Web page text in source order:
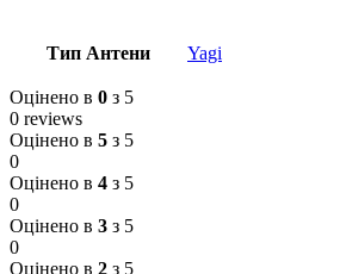
Тип Антени Yagi
Оцінено в 0 з 5
0 reviews
Оцінено в 5 з 5
0
Оцінено в 4 з 5
0
Оцінено в 3 з 5
0
Оцінено в 2 з 5